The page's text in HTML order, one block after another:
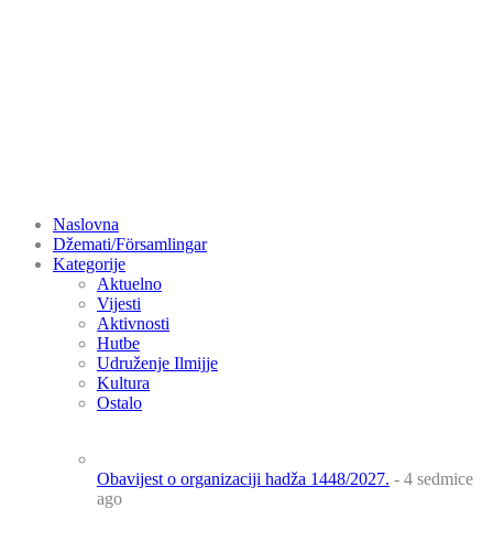
Naslovna
Džemati/Församlingar
Kategorije
Aktuelno
Vijesti
Aktivnosti
Hutbe
Udruženje Ilmijje
Kultura
Ostalo
Obavijest o organizaciji hadža 1448/2027. - 4 sedmice
ago